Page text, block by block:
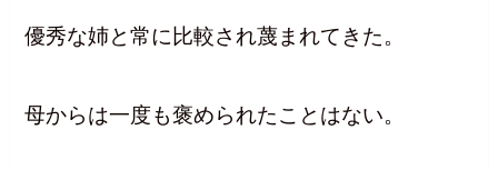
優秀な姉と常に比較され蔑まれてきた。
母からは一度も褒められたことはない。